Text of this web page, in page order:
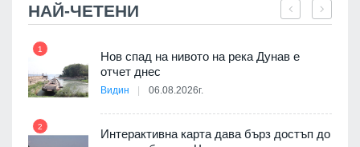
НАЙ-ЧЕТЕНИ
1
Нов спад на нивото на река Дунав е
отчет днес
Видин 06.08.2026г.
2
Интерактивна карта дава бърз достъп до